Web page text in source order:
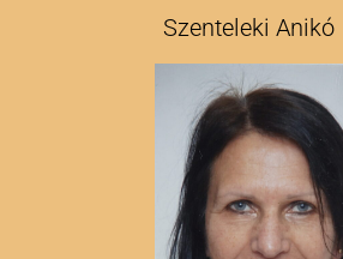
Szenteleki Anikó